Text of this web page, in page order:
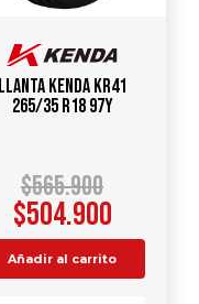
Llanta KENDA KR41
265/35 R18 97Y
$565.900
$504.900
Añadir al carrito